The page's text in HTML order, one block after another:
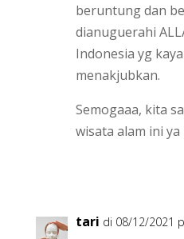
beruntung dan
dianuguerahi
Indonesia yg
menakjubkan.
Semogaaa, kita
wisata alam ini ya
tari di 08/12/2021